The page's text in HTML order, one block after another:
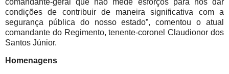
condições de contribuir de maneira significativa com a
segurança pública do nosso estado”, comentou o atual
comandante do Regimento, tenente-coronel Claudionor dos
Santos Júnior.
Homenagens